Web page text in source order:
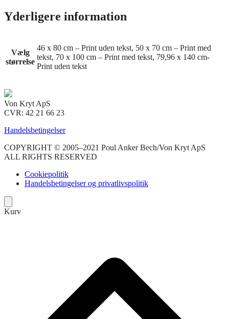
Yderligere information
Vælg
størrelse
46 x 80 cm – Print uden tekst, 50 x 70 cm – Print med
tekst, 70 x 100 cm – Print med tekst, 79,96 x 140 cm-
Print uden tekst
Von Kryt ApS
CVR: 42 21 66 23
Handelsbetingelser
COPYRIGHT © 2005–2021 Poul Anker Bech/Von Kryt ApS
ALL RIGHTS RESERVED
Cookiepolitik
Handelsbetingelser og privatlivspolitik
Kurv